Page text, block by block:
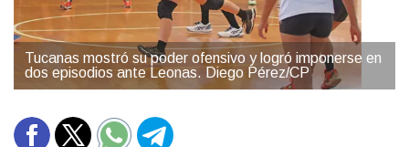
Tucanas mostró su poder ofensivo y logró imponerse en
dos episodios ante Leonas. Diego Pérez/CP